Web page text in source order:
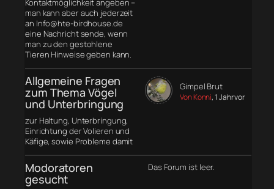
Kontaktmöglichkeit angeben –
man kann aber auch jederzeit
an Info@hte-birdhouse.de
eine Nachricht sende, wenn
man zu den gestohlene
Tieren Hinweise geben kann.
Allgemeine Fragen
zum Thema Vögel
und Unterbringung
zur Haltung, Unterbringung,
Einrichtung der Volieren und
Käfige, sowie Probleme damit
Gimpel Brut
Von Konni, 1 Jahr vor
Modoratoren
gesucht
Das Forum ist leer.